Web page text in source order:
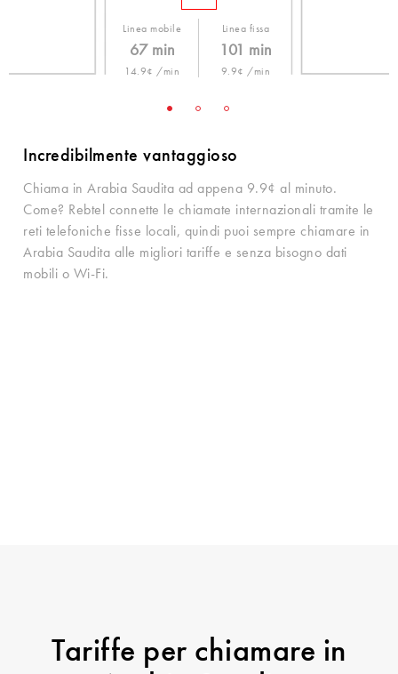
Linea mobile
67 min
14.9¢ /min
Linea fissa
101 min
9.9¢ /min
Incredibilmente vantaggioso
Chiama in Arabia Saudita ad appena 9.9¢ al minuto.
Come? Rebtel connette le chiamate internazionali tramite le
reti telefoniche fisse locali, quindi puoi sempre chiamare in
Arabia Saudita alle migliori tariffe e senza bisogno dati
mobili o Wi-Fi.
Tariffe per chiamare in